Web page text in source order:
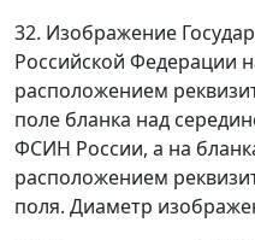
32. Изображение
Российской Федерации
расположением
поле бланка над
ФСИН России, а на
расположением
поля. Диаметр